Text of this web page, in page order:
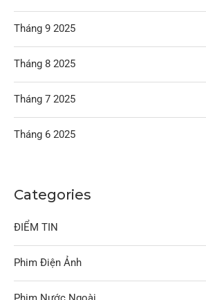
Tháng 9 2025
Tháng 8 2025
Tháng 7 2025
Tháng 6 2025
Categories
ĐIỂM TIN
Phim Điện Ảnh